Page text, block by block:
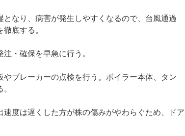
となり、病害が発生しやすくなるので、台風通過
底する。
・確保を早急に行う。
やブレーカーの点検を行う。ボイラー本体、タン
速度は遅くした方が株の傷みがやわらぐため、ドア